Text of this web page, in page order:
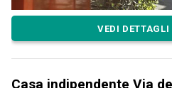
VEDI
Casa indipendente Via